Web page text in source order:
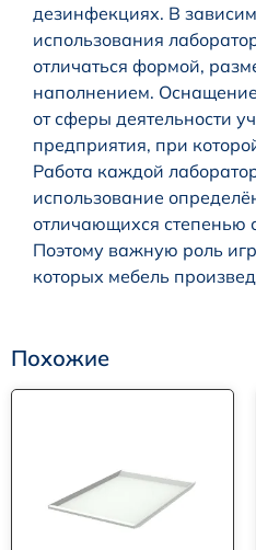
дезинфекциях. В
использования
отличаться формой,
наполнением.
от сферы деятельности
предприятия, при
Работа каждой
использование
отличающихся степенью
Поэтому важную роль
которых мебель
Похожие